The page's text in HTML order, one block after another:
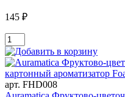
145 ₽
арт. FHD008